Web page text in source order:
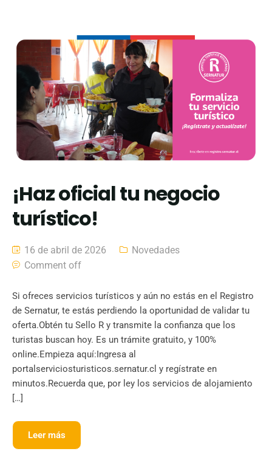
¡Haz oficial tu negocio
turístico!
16 de abril de 2026
Novedades
Comment off
Si ofreces servicios turísticos y aún no estás en el Registro
de Sernatur, te estás perdiendo la oportunidad de validar tu
oferta.Obtén tu Sello R y transmite la confianza que los
turistas buscan hoy. Es un trámite gratuito, y 100%
online.Empieza aquí:Ingresa al
portalserviciosturisticos.sernatur.cl y regístrate en
minutos.Recuerda que, por ley los servicios de alojamiento
[…]
Leer más